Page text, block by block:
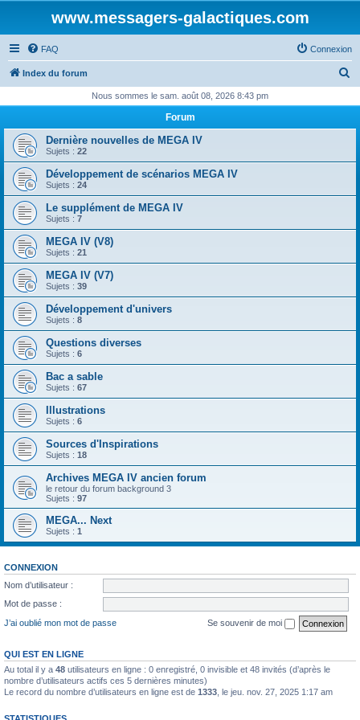
www.messagers-galactiques.com
FAQ Connexion
Index du forum
h
Nous sommes le sam. août 08, 2026 8:43 pm
Forum
Dernière nouvelles de MEGA IV
Sujets : 22
Développement de scénarios MEGA IV
Sujets : 24
Le supplément de MEGA IV
Sujets : 7
MEGA IV (V8)
Sujets : 21
MEGA IV (V7)
Sujets : 39
Développement d'univers
Sujets : 8
Questions diverses
Sujets : 6
Bac a sable
Sujets : 67
Illustrations
Sujets : 6
Sources d'Inspirations
Sujets : 18
Archives MEGA IV ancien forum
le retour du forum background 3
Sujets : 97
MEGA... Next
Sujets : 1
CONNEXION
Nom d’utilisateur :
Mot de passe :
J’ai oublié mon mot de passe
Se souvenir de moi
QUI EST EN LIGNE
Au total il y a 48 utilisateurs en ligne : 0 enregistré, 0 invisible et 48 invités (d’après le
nombre d’utilisateurs actifs ces 5 dernières minutes)
Le record du nombre d’utilisateurs en ligne est de 1333 , le jeu. nov. 27, 2025 1:17 am
STATISTIQUES